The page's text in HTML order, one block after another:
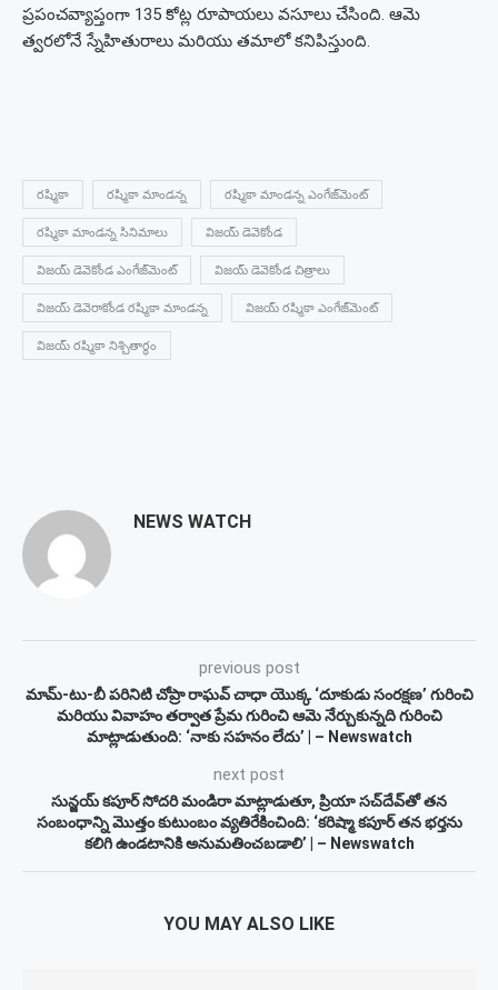
ప్రపంచవ్యాప్తంగా 135 కోట్ల రూపాయలు వసూలు చేసింది. ఆమె
త్వరలోనే స్నేహితురాలు మరియు తమాలో కనిపిస్తుంది.
రష్మికా రష్మికా మాండన్న రష్మికా మాండన్న ఎంగేజ్‌మెంట్
రష్మికా మాండన్న సినిమాలు విజయ్ డెవెకోండ
విజయ్ డెవెకోండ ఎంగేజ్‌మెంట్ విజయ్ డెవెకోండ చిత్రాలు
విజయ్ డెవెరాకోండ రష్మికా మాండన్న విజయ్ రష్మికా ఎంగేజ్‌మెంట్
విజయ్ రష్మికా నిశ్చితార్థం
NEWS WATCH
previous post
మామ్-టు-బీ పరినిటి చోప్రా రాఘవ్ చాధా యొక్క ‘దూకుడు సంరక్షణ’ గురించి
మరియు వివాహం తర్వాత ప్రేమ గురించి ఆమె నేర్చుకున్నది గురించి
మాట్లాడుతుంది: ‘నాకు సహనం లేదు’ | – Newswatch
next post
సున్జయ్ కపూర్ సోదరి మండిరా మాట్లాడుతూ, ప్రియా సచ్‌దేవ్‌తో తన
సంబంధాన్ని మొత్తం కుటుంబం వ్యతిరేకించింది: ‘కరిష్మా కపూర్ తన భర్తను
కలిగి ఉండటానికి అనుమతించబడాలి’ | – Newswatch
YOU MAY ALSO LIKE